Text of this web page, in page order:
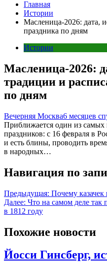
Главная
Истории
Масленица-2026: дата,
праздника по дням
Истории
Масленица-2026:
традиции и
по дням
Вечерняя Москва6 месяцев
Приближается один из
праздников: с 16 февраля в
и есть блины, проводить
в народных…
Навигация по
Предыдущая: Почему казачек
Далее: Что на самом деле так
в 1812 году
Похожие новости
Йосси Гинсберг,